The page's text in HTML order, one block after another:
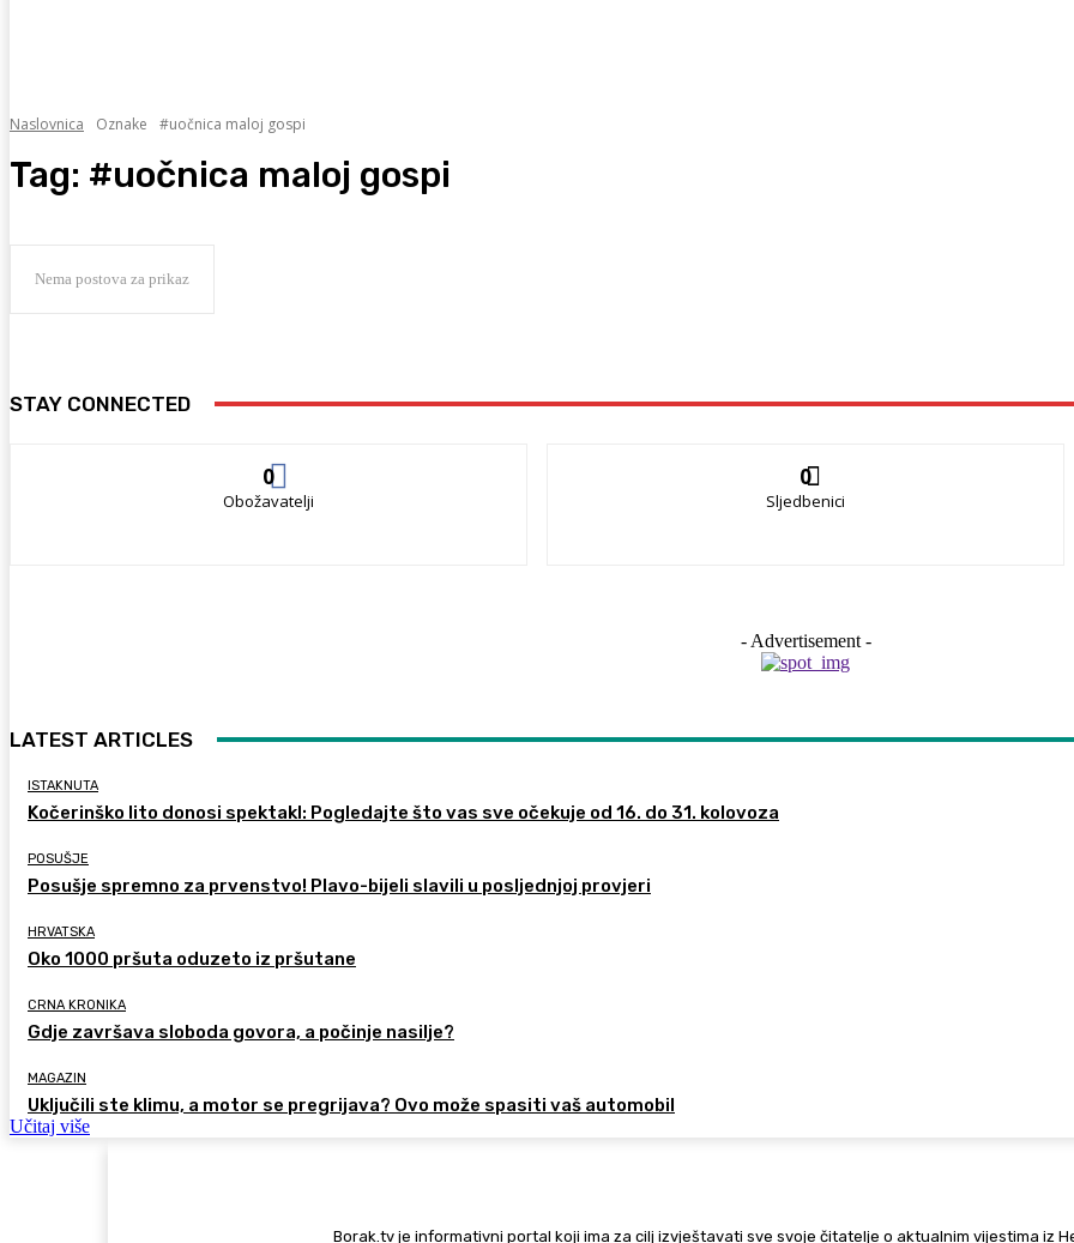
Naslovnica Oznake #uočnica maloj gospi
Tag: #uočnica maloj gospi
Nema postova za prikaz
STAY CONNECTED
0
Obožavatelji
0
Sljedbenici
- Advertisement -
LATEST ARTICLES
ISTAKNUTA
Kočerinško lito donosi spektakl: Pogledajte što vas sve očekuje od 16. do 31. kolovoza
POSUŠJE
Posušje spremno za prvenstvo! Plavo-bijeli slavili u posljednjoj provjeri
HRVATSKA
Oko 1000 pršuta oduzeto iz pršutane
CRNA KRONIKA
Gdje završava sloboda govora, a počinje nasilje?
MAGAZIN
Uključili ste klimu, a motor se pregrijava? Ovo može spasiti vaš automobil
Učitaj više
Borak.tv je informativni portal koji ima za cilj izvještavati sve svoje čitatelje o aktualnim vijestima iz